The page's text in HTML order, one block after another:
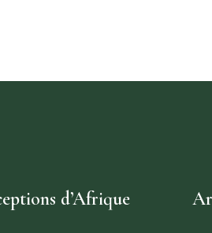
d’Afrique